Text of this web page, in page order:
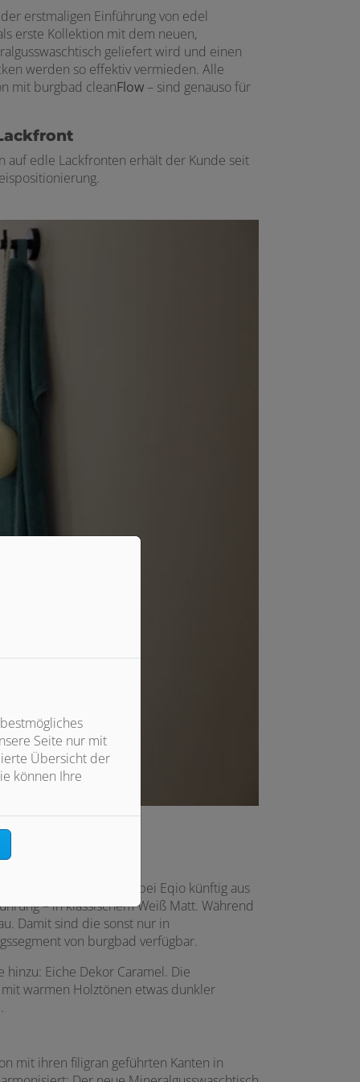
erstmaligen Einführung von edel
erste Kollektion mit dem neuen,
geliefert wird und einen
werden so effektiv vermieden. Alle
mit burgbad cleanFlow – sind genauso für
auf edle Lackfronten erhält der Kunde seit
können Kunden bei Eqio künftig aus
– in klassischem Weiß Matt. Während
Damit sind die sonst nur in
von burgbad verfügbar.
Eiche Dekor Caramel. Die
warmen Holztönen etwas dunkler
mit ihren filigran geführten Kanten in
Seite nur mit
Übersicht der
können Ihre